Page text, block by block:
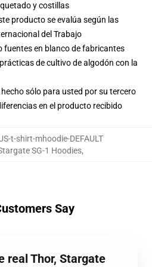
y costillas
producto se evalúa según las
del Trabajo
fuentes en blanco de fabricantes
de cultivo de algodón con la
sólo para usted por su tercero
en el producto recibido
t-shirt-mhoodie-DEFAULT
SG-1 Hoodies,
Say
real Thor, Stargate